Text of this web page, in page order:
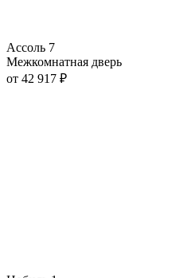
Ассоль 7
Межкомнатная дверь
от 42 917 ₽